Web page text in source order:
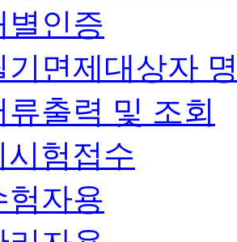
별인증
기면제대상자
류출력 및 조회
시험접수
험자용